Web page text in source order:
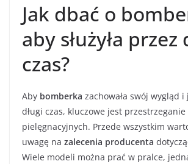
Jak dbać o
aby służyła przez
czas?
Aby bomberka zachowała swój wygląd i
długi czas, kluczowe jest
pielęgnacyjnych. Przede wszystkim
uwagę na zalecenia producenta
Wiele modeli można prać w pralce,